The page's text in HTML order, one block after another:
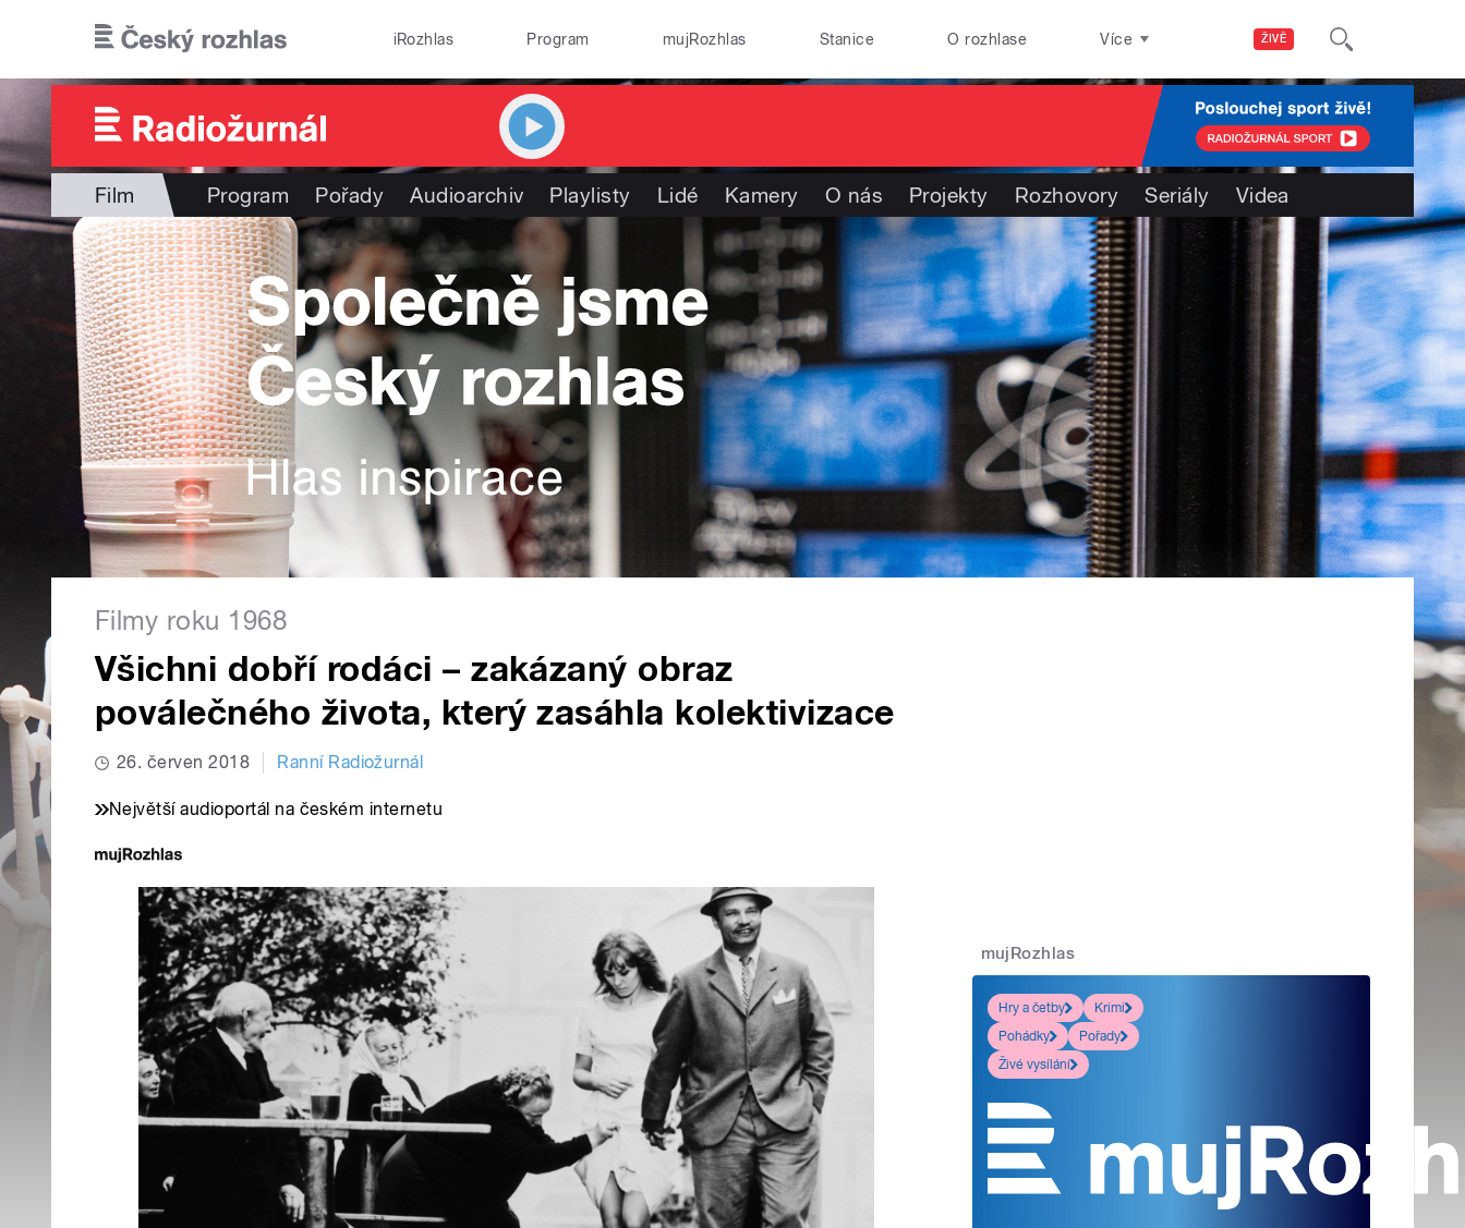
ŽIVĚ
iRozhlas Program mujRozhlas Stanice O rozhlase Více
Film Program Pořady Audioarchiv Playlisty Lidé Kamery O nás Projekty Rozhovory Seriály Videa
Filmy roku 1968
Všichni dobří rodáci – zakázaný obraz
poválečného života, který zasáhla kolektivizace
26. červen 2018 Ranní Radiožurnál
Největší audioportál na českém internetu
mujRozhlas
Hry a četby
Krimi
Pohádky
Pořady
Živé vysílání